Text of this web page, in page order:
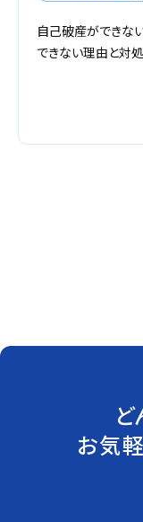
自己破産ができな
できない理由と対
お気